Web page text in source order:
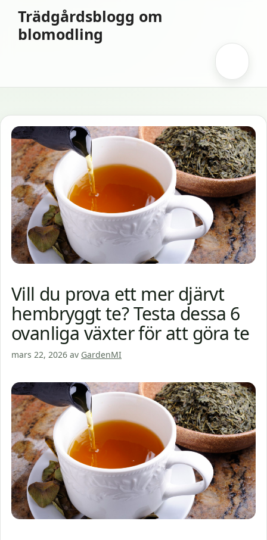
innehåll
Trädgårdsblogg om
blomodling
Vill du prova ett mer djärvt
hembryggt te? Testa dessa 6
ovanliga växter för att göra te
mars 22, 2026 av GardenMI